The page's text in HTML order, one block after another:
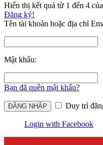
Hiển thị kết quả từ 1 đến 4
Đăng ký!
Tên tài khoản hoặc địa chỉ
Mật khẩu:
Bạn đã quên mật khẩu?
Duy trì
Login with Facebook